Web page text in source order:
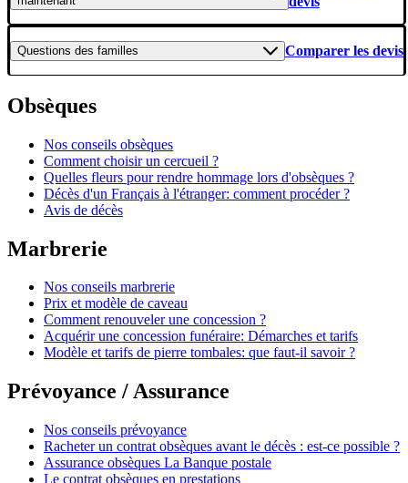
Questions des familles Comparer les devis
Obsèques
Nos conseils obsèques
Comment choisir un cercueil ?
Quelles fleurs pour rendre hommage lors d'obsèques ?
Décès d'un Français à l'étranger: comment procéder ?
Avis de décès
Marbrerie
Nos conseils marbrerie
Prix et modèle de caveau
Comment renouveler une concession ?
Acquérir une concession funéraire: Démarches et tarifs
Modèle et tarifs de pierre tombales: que faut-il savoir ?
Prévoyance / Assurance
Nos conseils prévoyance
Racheter un contrat obsèques avant le décès : est-ce possible ?
Assurance obsèques La Banque postale
Le contrat obsèques en prestations